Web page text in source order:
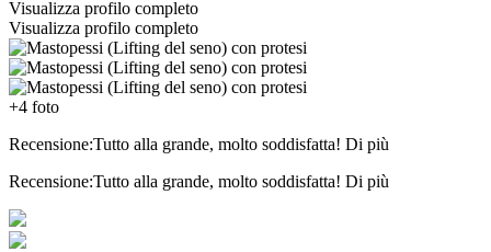
Visualizza profilo completo
Visualizza profilo completo
+4 foto
Recensione:Tutto alla grande, molto soddisfatta! Di più
Recensione:Tutto alla grande, molto soddisfatta! Di più